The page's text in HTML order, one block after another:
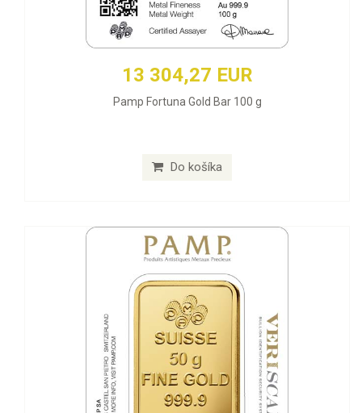
13 304,27 EUR
Pamp Fortuna Gold Bar 100 g
Do košíka